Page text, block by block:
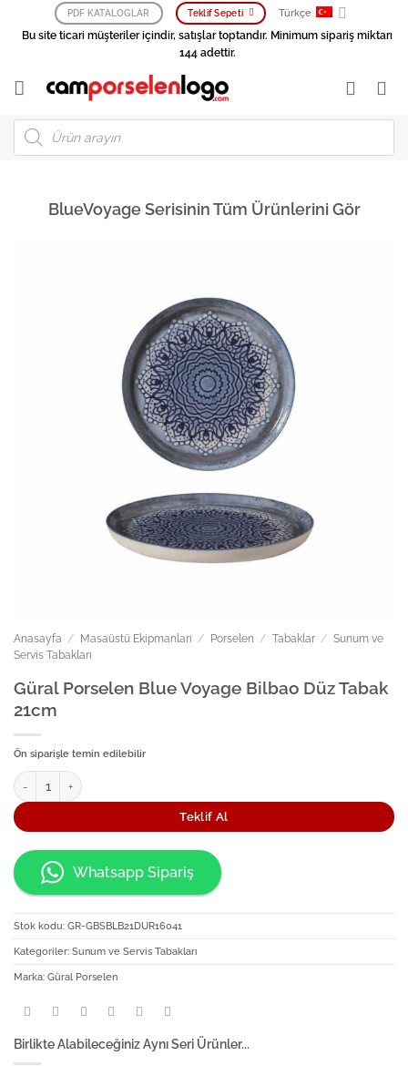
PDF KATALOGLAR Teklif Sepeti Türkçe
Bu site ticari müşteriler içindir, satışlar toptandır. Minimum sipariş miktarı
144 adettir.
Products
search
BlueVoyage Serisinin Tüm Ürünlerini Gör
Anasayfa / Masaüstü Ekipmanları / Porselen / Tabaklar / Sunum ve
Servis Tabakları
Güral Porselen Blue Voyage Bilbao Düz Tabak
21cm
Ön siparişle temin edilebilir
Güral Porselen Blue Voyage Bilbao Düz Tabak 21cm adet
Teklif Al
Whatsapp Sipariş
Stok kodu: GR-GBSBLB21DUR16041
Kategoriler: Sunum ve Servis Tabakları
Marka: Güral Porselen
Birlikte Alabileceğiniz Aynı Seri Ürünler...